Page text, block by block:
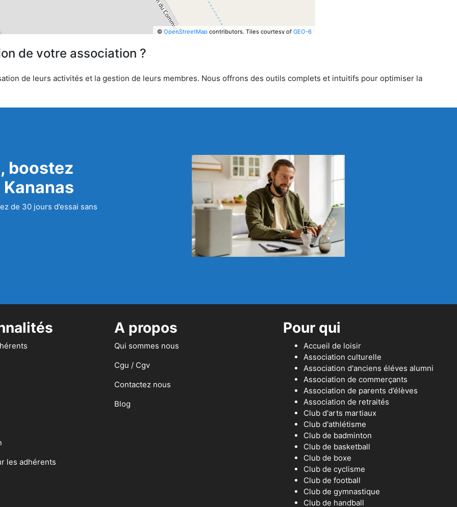
© OpenStreetMapcontributors. Tiles courtesy of GEO-6
de votre association ?
de leurs activités et la gestion de leurs membres. Nous offrons des outils complets et intuitifs pour optimiser la
boostez
de 30 jours d’essai sans
les adhérents
A propos
Qui sommes nous
Cgu / Cgv
Contactez nous
Blog
Pour qui
Accueil de loisir
Association culturelle
Association d'anciens éléves alumni
Association de commerçants
Association de parents d’élèves
Association de retraités
Club d'arts martiaux
Club d'athlétisme
Club de badminton
Club de basketball
Club de boxe
Club de cyclisme
Club de football
Club de gymnastique
Club de handball